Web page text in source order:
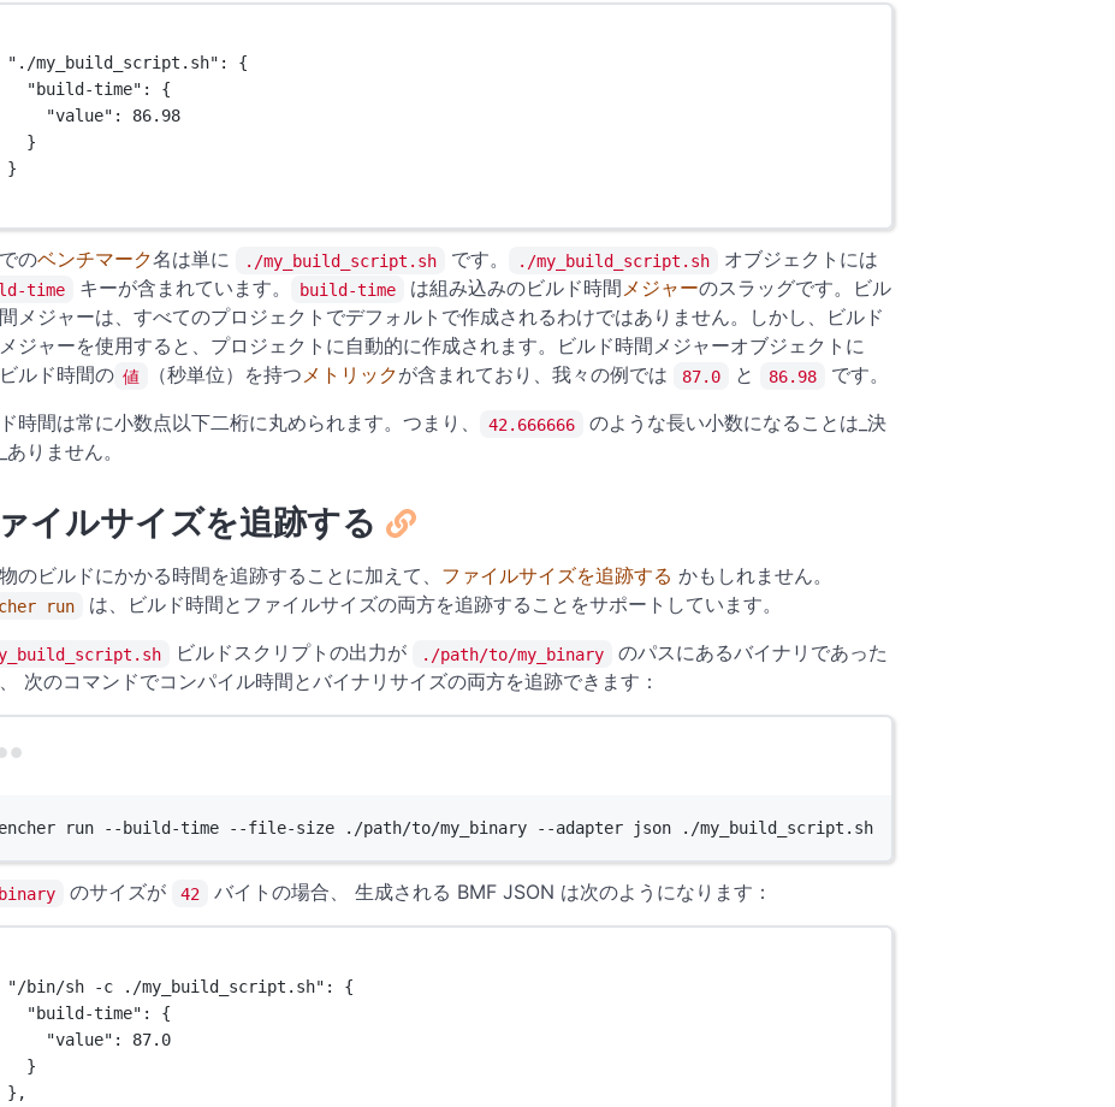
"./my_build_script.sh" : {
"build-time" : {
"value" : 86.98
}
}
のベンチマーク名は単に ./my_build_script.sh です。 ./my_build_script.sh オブジェクトには
time キーが含まれています。 build-time は組み込みのビルド時間メジャーのスラッグです。ビル
メジャーは、すべてのプロジェクトでデフォルトで作成されるわけではありません。しかし、ビルド
ジャーを使用すると、プロジェクトに自動的に作成されます。ビルド時間メジャーオブジェクトに
ルド時間の 値 （秒単位）を持つメトリックが含まれており、我々の例では 87.0 と 86.98
です。
時間は常に小数点以下二桁に丸められます。つまり、
42.666666
のような長い小数になることは_決
ありません。
イルサイズを追跡する
のビルドにかかる時間を追跡することに加えて、 ファイルサイズを追跡する かもしれません。
run は、ビルド時間とファイルサイズの両方を追跡することをサポートしています。
ビルドスクリプトの出力が ./path/to/my_binary
のパスにあるバイナリであった
次のコマンドでコンパイル時間とバイナリサイズの両方を追跡できます：
run --build-time --file-size ./path/to/my_binary --adapter json ./my_build_script.sh
のサイズが 42 バイトの場合、 生成される BMF JSON は次のようになります：
"/bin/sh -c ./my_build_script.sh" : {
"build-time" : {
"value" : 87.0
}
},